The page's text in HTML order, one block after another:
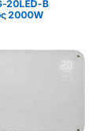
20LED-B
2000W